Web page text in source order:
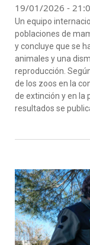
19/01/2026 -
Un equipo
poblaciones de
y concluye que se
animales y una
reproducción.
de los zoos en la
de extinción y en la
resultados se